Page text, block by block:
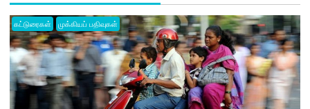
கட்டுரைகள் முக்கியப் பதிவுகள்